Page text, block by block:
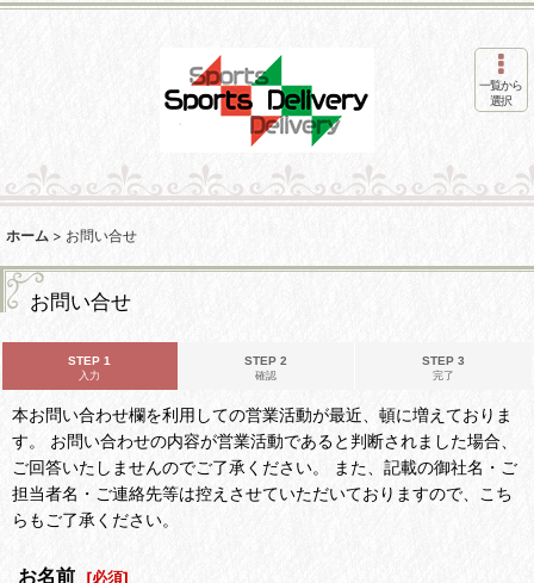
一覧から
選択
ホーム > お問い合せ
お問い合せ
STEP 1
入力
STEP 2
確認
STEP 3
完了
本お問い合わせ欄を利用しての営業活動が最近、頓に増えておりま
す。 お問い合わせの内容が営業活動であると判断されました場合、
ご回答いたしませんのでご了承ください。 また、記載の御社名・ご
担当者名・ご連絡先等は控えさせていただいておりますので、こち
らもご了承ください。
お名前 [必須]